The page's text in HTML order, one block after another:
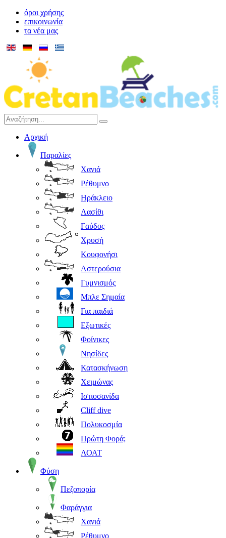
όροι χρήσης
επικοινωνία
τα νέα μας
Αρχική
Παραλίες
Χανιά
Ρέθυμνο
Ηράκλειο
Λασίθι
Γαύδος
Χρυσή
Κουφονήσι
Αστερούσια
Γυμνισμός
Μπλε Σημαία
Για παιδιά
Εξωτικές
Φοίνικες
Νησίδες
Κατασκήνωση
Χειμώνας
Ιστιοσανίδα
Cliff dive
Πολυκοσμία
Πρώτη Φορά;
ΛΟΑΤ
Φύση
Πεζοπορία
Φαράγγια
Χανιά
Ρέθυμνο